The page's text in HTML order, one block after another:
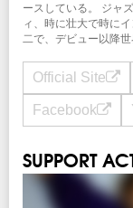
ースしている。 ジャ
ィ、時に壮大で時に
二で、デビュー以降
Official Site
Facebook
SUPPORT